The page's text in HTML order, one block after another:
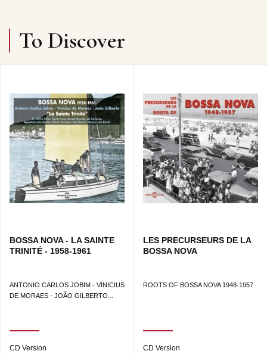
To Discover
BOSSA NOVA - LA SAINTE
TRINITÉ - 1958-1961
ANTONIO CARLOS JOBIM - VINICIUS
DE MORAES - JOÃO GILBERTO...
CD Version
LES PRECURSEURS DE LA
BOSSA NOVA
ROOTS OF BOSSA NOVA 1948-1957
CD Version